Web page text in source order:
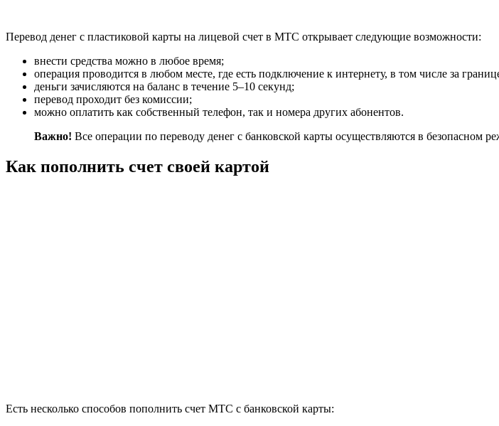
Перевод денег с пластиковой карты на лицевой счет в МТС открывает следующие возможности:
внести средства можно в любое время;
операция проводится в любом месте, где есть подключение к интернету, в том числе за
деньги зачисляются на баланс в течение 5–10 секунд;
перевод проходит без комиссии;
можно оплатить как собственный телефон, так и номера других абонентов.
Важно! Все операции по переводу денег с банковской карты осуществляются в
Как пополнить счет своей картой
Есть несколько способов пополнить счет МТС с банковской карты: